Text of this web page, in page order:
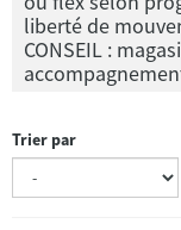
liberté de
CONSEIL :
Trier par